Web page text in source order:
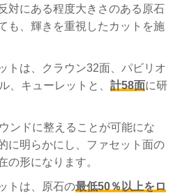
対にある程度大きさのある原石
も、輝きを重視したカットを施
トは、クラウン32面、パビリオ
、キューレットと、 計58面に研
ンドに整えることが可能にな
に明らかにし、ファセット面の
の形になります。
トは、原石の最低50％以上をロ